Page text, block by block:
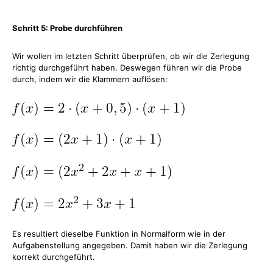
Schritt 5: Probe durchführen
Wir wollen im letzten Schritt überprüfen, ob wir die Zerlegung
richtig durchgeführt haben. Deswegen führen wir die Probe
durch, indem wir die Klammern auflösen:
Es resultiert dieselbe Funktion in Normalform wie in der
Aufgabenstellung angegeben. Damit haben wir die Zerlegung
korrekt durchgeführt.